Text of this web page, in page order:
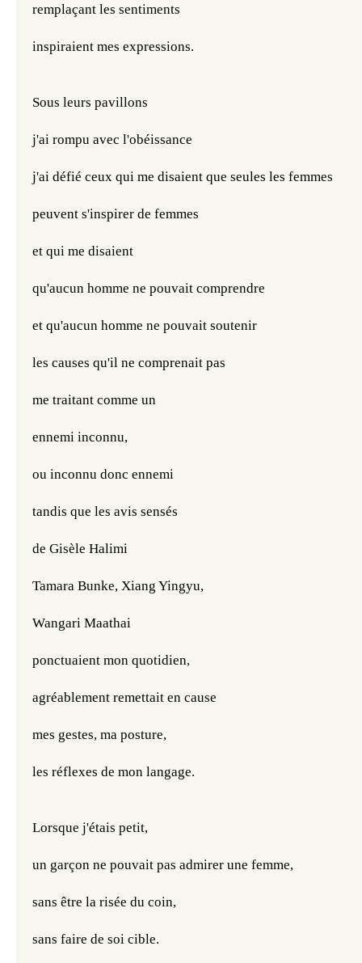
remplaçant les sentiments
inspiraient mes expressions.
Sous leurs pavillons
j'ai rompu avec l'obéissance
j'ai défié ceux qui me disaient que seules les femmes
peuvent s'inspirer de femmes
et qui me disaient
qu'aucun homme ne pouvait comprendre
et qu'aucun homme ne pouvait soutenir
les causes qu'il ne comprenait pas
me traitant comme un
ennemi inconnu,
ou inconnu donc ennemi
tandis que les avis sensés
de Gisèle Halimi
Tamara Bunke, Xiang Yingyu,
Wangari Maathai
ponctuaient mon quotidien,
agréablement remettait en cause
mes gestes, ma posture,
les réflexes de mon langage.
Lorsque j'étais petit,
un garçon ne pouvait pas admirer une femme,
sans être la risée du coin,
sans faire de soi cible.